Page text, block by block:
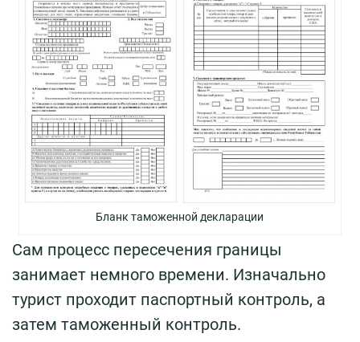
Бланк таможенной декларации
Сам процесс пересечения границы
занимает немного времени. Изначально
турист проходит паспортный контроль, а
затем таможенный контроль.